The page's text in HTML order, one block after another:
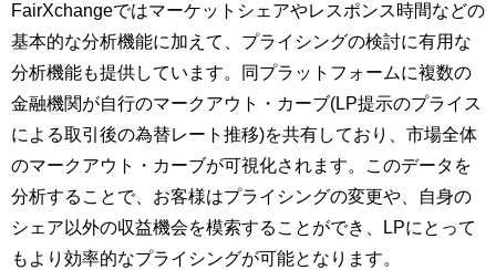
FairXchangeではマーケットシェアやレスポンス時間などの
基本的な分析機能に加えて、プライシングの検討に有用な
分析機能も提供しています。同プラットフォームに複数の
金融機関が自行のマークアウト・カーブ(LP提示のプライス
による取引後の為替レート推移)を共有しており、市場全体
のマークアウト・カーブが可視化されます。このデータを
分析することで、お客様はプライシングの変更や、自身の
シェア以外の収益機会を模索することができ、LPにとって
もより効率的なプライシングが可能となります。